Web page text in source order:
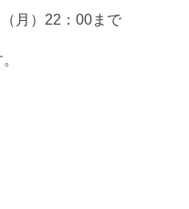
月）22：00まで